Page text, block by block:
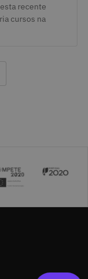
recente
cursos na
1
2page 3